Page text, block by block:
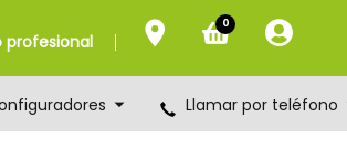
0
Llamar por teléfono